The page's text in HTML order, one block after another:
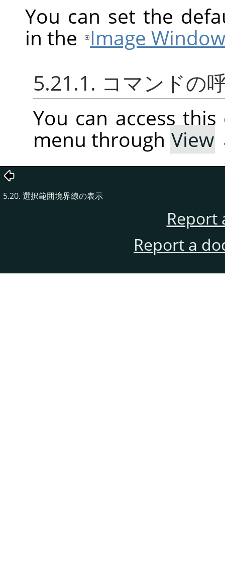
You can set the
in the Image
5.21.1. コマンドの
You can access
menu through View
5.20. 選択範囲境界線の表示
Report
Report a